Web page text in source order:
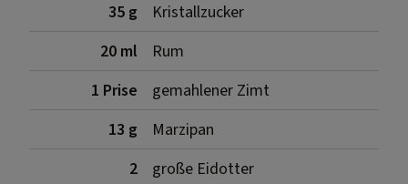
35 g
Kristallzucker
20 ml
Rum
1 Prise
gemahlener Zimt
13 g
Marzipan
2
große Eidotter